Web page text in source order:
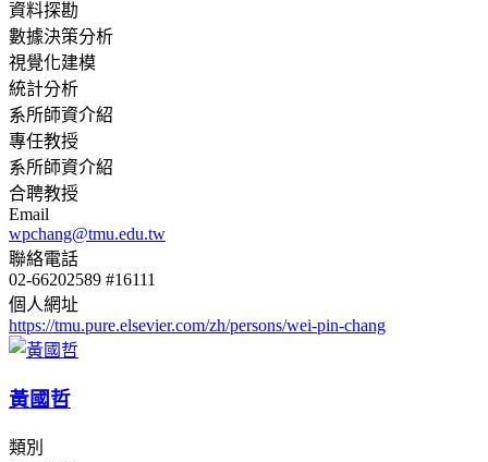
資料探勘
數據決策分析
視覺化建模
統計分析
系所師資介紹
專任教授
系所師資介紹
合聘教授
Email
wpchang@tmu.edu.tw
聯絡電話
02-66202589 #16111
個人網址
https://tmu.pure.elsevier.com/zh/persons/wei-pin-chang
黃國哲
類別